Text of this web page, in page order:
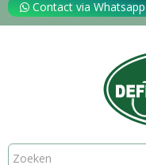
Contact via Whatsapp